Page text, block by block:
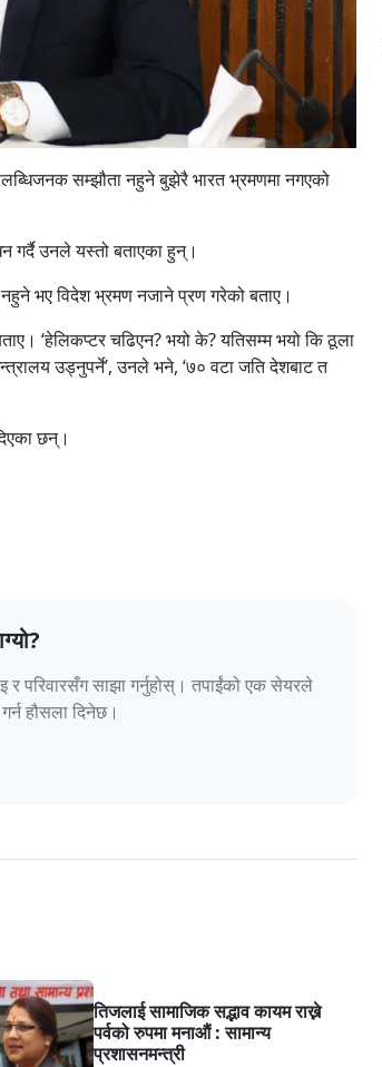
सम्झौता नहुने बुझेरै भारत भ्रमणमा नगएको
गर्दै उनले यस्तो बताएका हुन्।
भए विदेश भ्रमण नजाने प्रण गरेको बताए।
‘हेलिकप्टर चढिएन? भयो के? यतिसम्म भयो कि ठूला
उड्नुपर्ने’, उनले भने, ‘७० वटा जति देशबाट त
छन्।
र परिवारसँग साझा गर्नुहोस्। तपाईंको एक सेयरले
हौसला दिनेछ।
तिजलाई सामाजिक सद्भाव कायम राख्ने
पर्वको रुपमा मनाऔं : सामान्य
प्रशासनमन्त्री